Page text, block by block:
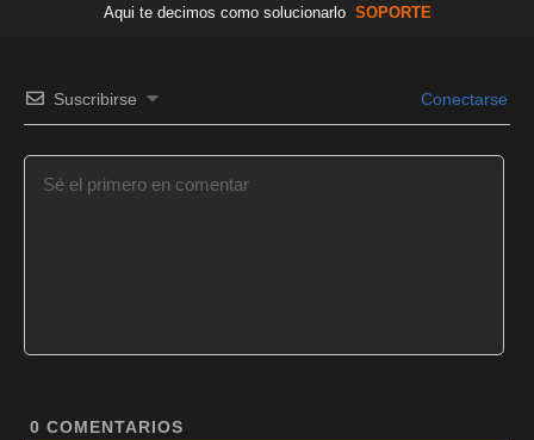
Aqui te decimos como solucionarlo SOPORTE
Suscribirse Conectarse
0 COMENTARIOS